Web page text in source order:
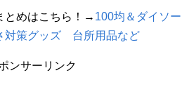
とめはこちら！→ 100均＆ダイソー
策グッズ 台所用品など
ンサーリンク